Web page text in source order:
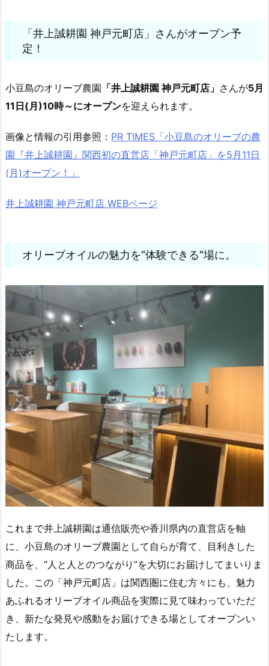
「井上誠耕園 神戸元町店」さんがオープン予
定！
小豆島のオリーブ農園 「井上誠耕園 神戸元町店」 さんが5月
11日(月)10時～にオープンを迎えられます。
画像と情報の引用参照： PR TIMES「小豆島のオリーブの農
園『井上誠耕園』関西初の直営店「神戸元町店」を5月11日
(月)オープン！」
井上誠耕園 神戸元町店 WEBページ
オリーブオイルの魅力を“体験できる”場に。
これまで井上誠耕園は通信販売や香川県内の直営店を軸
に、小豆島のオリーブ農園として自らが育て、目利きした
商品を、“人と人とのつながり”を大切にお届けしてまいりま
した。この「神戸元町店」は関西圏に住む方々にも、魅力
あふれるオリーブオイル商品を実際に見て味わっていただ
き、新たな発見や感動をお届けできる場としてオープンい
たします。